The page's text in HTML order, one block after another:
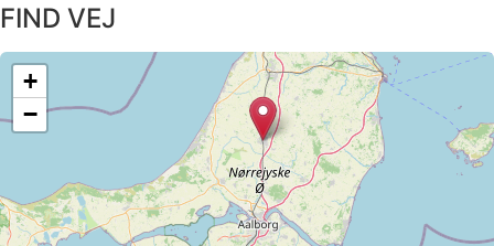
FIND VEJ​
+
−